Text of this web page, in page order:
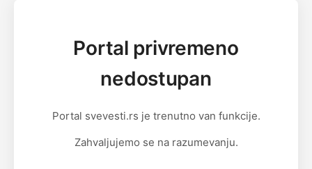
Portal privremeno
nedostupan
Portal svevesti.rs je trenutno van funkcije.
Zahvaljujemo se na razumevanju.